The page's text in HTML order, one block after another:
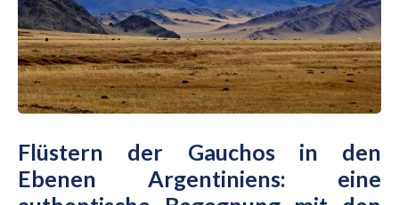
Flüstern der Gauchos in den
Ebenen Argentiniens: eine